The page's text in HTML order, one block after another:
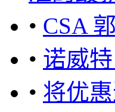
• CSA
• 诺威
• 将优